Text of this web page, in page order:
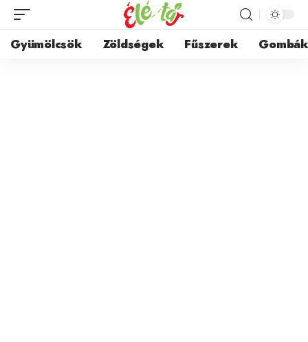
Gyümölcsök Zöldségek Fűszerek Gombák